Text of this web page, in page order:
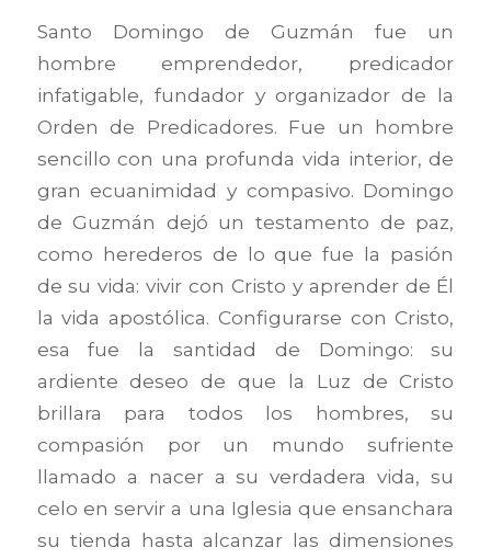
Santo Domingo de Guzmán fue un
hombre emprendedor, predicador
infatigable, fundador y organizador de la
Orden de Predicadores. Fue un hombre
sencillo con una profunda vida interior, de
gran ecuanimidad y compasivo. Domingo
de Guzmán dejó un testamento de paz,
como herederos de lo que fue la pasión
de su vida: vivir con Cristo y aprender de Él
la vida apostólica. Configurarse con Cristo,
esa fue la santidad de Domingo: su
ardiente deseo de que la Luz de Cristo
brillara para todos los hombres, su
compasión por un mundo sufriente
llamado a nacer a su verdadera vida, su
celo en servir a una Iglesia que ensanchara
su tienda hasta alcanzar las dimensiones